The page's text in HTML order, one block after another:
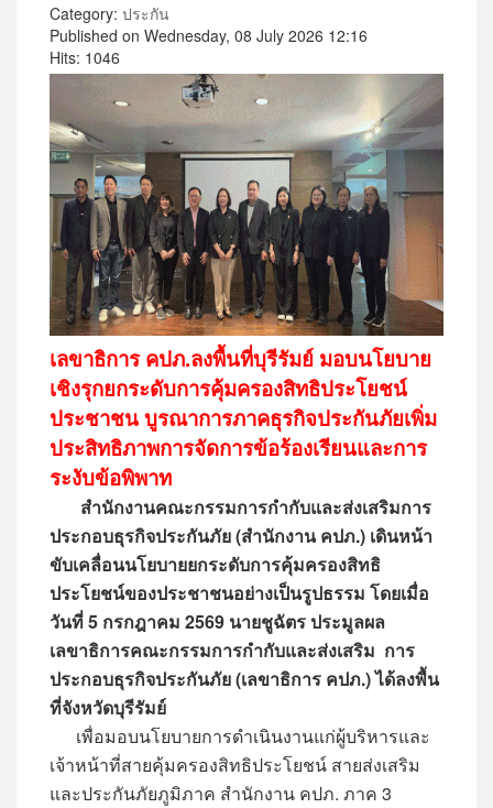
Category: ประกัน
Published on Wednesday, 08 July 2026 12:16
Hits: 1046
เลขาธิการ คปภ.ลงพื้นที่บุรีรัมย์ มอบนโยบาย
เชิงรุกยกระดับการคุ้มครองสิทธิประโยชน์
ประชาชน บูรณาการภาคธุรกิจประกันภัยเพิ่ม
ประสิทธิภาพการจัดการข้อร้องเรียนและการ
ระงับข้อพิพาท
สำนักงานคณะกรรมการกำกับและส่งเสริมการ
ประกอบธุรกิจประกันภัย (สำนักงาน คปภ.) เดินหน้า
ขับเคลื่อนนโยบายยกระดับการคุ้มครองสิทธิ
ประโยชน์ของประชาชนอย่างเป็นรูปธรรม โดยเมื่อ
วันที่ 5 กรกฎาคม 2569 นายชูฉัตร ประมูลผล
เลขาธิการคณะกรรมการกำกับและส่งเสริม การ
ประกอบธุรกิจประกันภัย (เลขาธิการ คปภ.) ได้ลงพื้น
ที่จังหวัดบุรีรัมย์
เพื่อมอบนโยบายการดำเนินงานแก่ผู้บริหารและ
เจ้าหน้าที่สายคุ้มครองสิทธิประโยชน์ สายส่งเสริม
และประกันภัยภูมิภาค สำนักงาน คปภ. ภาค 3